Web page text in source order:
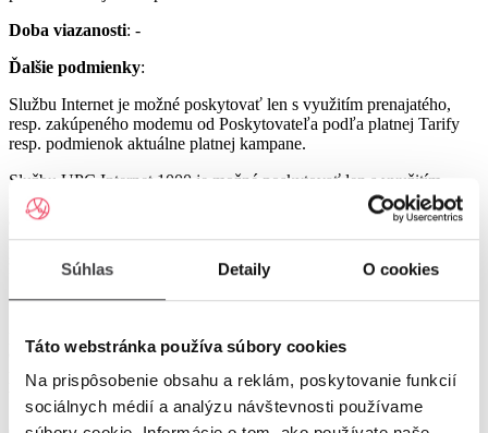
Súhlas Detaily O cookies
Táto webstránka používa súbory cookies
Na prispôsobenie obsahu a reklám, poskytovanie funkcií
sociálnych médií a analýzu návštevnosti používame
Doba viazanosti: -
Ďalšie podmienky:
Službu Internet je možné poskytovať len s využitím prenajatého,
resp. zakúpeného modemu od Poskytovateľa podľa platnej Tarify
resp. podmienok aktuálne platnej kampane.
Službu UPC Internet 1000 je možné poskytovať len s využitím
prenajatého resp. zakúpeného modemu GIGA ConnectBox
alebo GIGA Connect Box 6 (podľa dostupnosti) od Poskytovateľa
podľa platnej Tarify resp. podmienok aktuálne platnej kampane (len
s odbornou inštaláciou), a to v lokalitách špecifikovaných v Tarife
UPC Internet.
poskytovať len s využitím prenajatého resp. zakúpeného modemu
GIGA Connect Box 6 od Poskytovateľa podľa platnej Tarify resp.
podmienok aktuálne platnej kampane (len s odbornou inštaláciou), a
to v lokalitách špecifikovaných v Tarife UPC Internet.